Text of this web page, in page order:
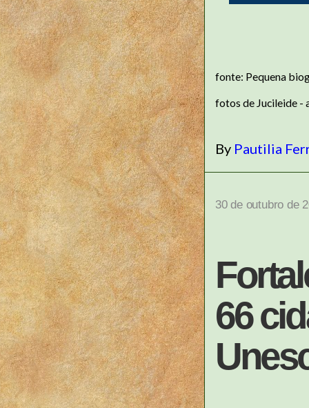
fonte: Pequena
fotos de Jucileide -
By Pautilia
30 de outubro de
66